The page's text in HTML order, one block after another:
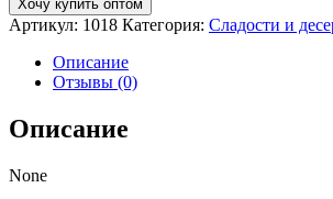
мол.
Яшкино
ананас
Хочу купить оптом
Артикул: 1018 Категория: Сладости и
Описание
Отзывы (0)
Описание
None